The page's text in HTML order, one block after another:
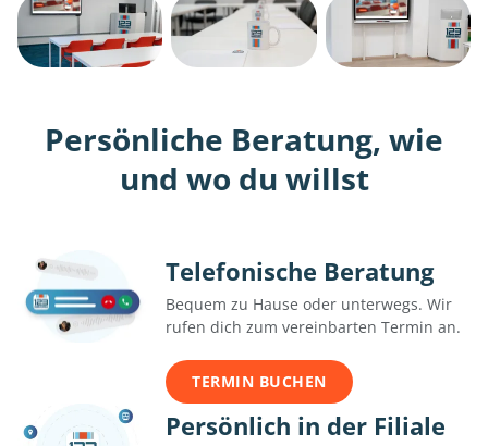
Persönliche Beratung, wie
und wo du willst
Telefonische Beratung
Bequem zu Hause oder unterwegs. Wir
rufen dich zum vereinbarten Termin an.
TERMIN BUCHEN
Persönlich in der Filiale